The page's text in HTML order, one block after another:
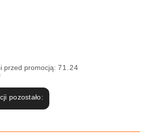
przed promocją: 71.24
pozostało: